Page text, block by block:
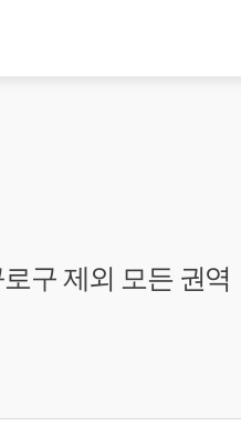
구 제외 모든 권역